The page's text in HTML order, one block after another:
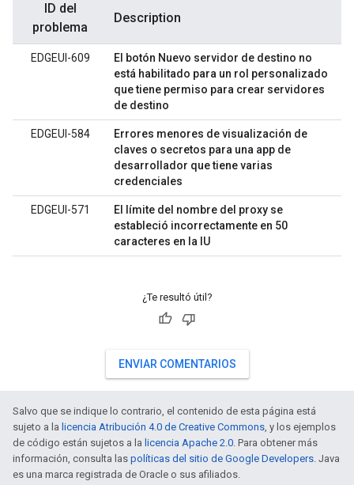
ID del
problema
Description
EDGEUI-609
El botón Nuevo servidor de destino no
está habilitado para un rol personalizado
que tiene permiso para crear servidores
de destino
EDGEUI-584
Errores menores de visualización de
claves o secretos para una app de
desarrollador que tiene varias
credenciales
EDGEUI-571
El límite del nombre del proxy se
estableció incorrectamente en 50
caracteres en la IU
¿Te resultó útil?
ENVIAR COMENTARIOS
Salvo que se indique lo contrario, el contenido de esta página está
sujeto a la licencia Atribución 4.0 de Creative Commons, y los ejemplos
de código están sujetos a la licencia Apache 2.0. Para obtener más
información, consulta las políticas del sitio de Google Developers. Java
es una marca registrada de Oracle o sus afiliados.